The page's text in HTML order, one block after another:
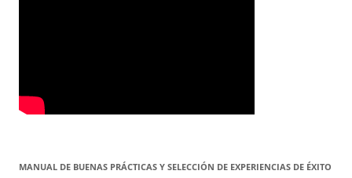
MANUAL DE BUENAS PRÁCTICAS Y SELECCIÓN DE EXPERIENCIAS DE ÉXITO